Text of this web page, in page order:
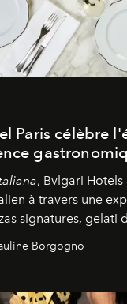
Paris célèbre
, Bvlgari
à travers une
signatures, gelati
Borgogno